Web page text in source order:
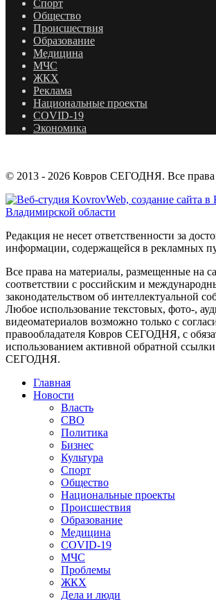
Спорт
Общество
Происшествия
Образование
Медицина
МЧС
ЖКХ
Реклама
Национальные проекты
COVID-19
Экономика
© 2013 - 2026 Ковров СЕГОДНЯ. Все
Редакция не несет ответственности за
информации, содержащейся в рекламных
Все права на материалы, размещенные на
соответствии с российским и
законодательством об интеллектуальной
Любое использование текстовых, фото-,
видеоматериалов возможно только с
правообладателя Ковров СЕГОДНЯ, с
использованием активной обратной
СЕГОДНЯ.
Главная
Новости
Власть
СВО
Политика
Бизнес
Культура
Спорт
Общество
Национальные проекты
Происшествия
Образование
Медицина
COVID-19
МЧС
Проблемы
ЖКХ
Дела и люди